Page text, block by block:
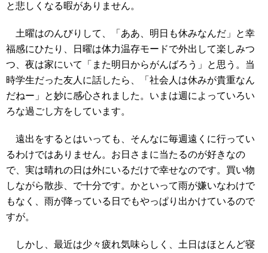
と悲しくなる暇がありません。
土曜はのんびりして、「ああ、明日も休みなんだ」と幸
福感にひたり、日曜は体力温存モードで外出して楽しみつ
つ、夜は家にいて「また明日からがんばろう」と思う。当
時学生だった友人に話したら、「社会人は休みが貴重なん
だねー」と妙に感心されました。いまは週によっていろい
ろな過ごし方をしています。
遠出をするとはいっても、そんなに毎週遠くに行ってい
るわけではありません。お日さまに当たるのが好きなの
で、実は晴れの日は外にいるだけで幸せなのです。買い物
しながら散歩、で十分です。かといって雨が嫌いなわけで
もなく、雨が降っている日でもやっぱり出かけているので
すが。
しかし、最近は少々疲れ気味らしく、土日はほとんど寝